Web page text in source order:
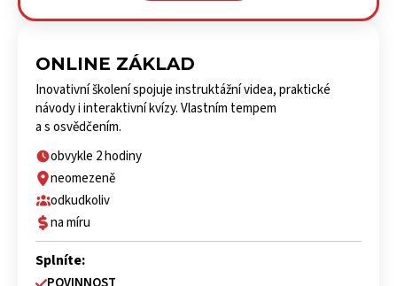
ONLINE ZÁKLAD
Inovativní školení spojuje instruktážní videa, praktické
návody i interaktivní kvízy. Vlastním tempem
a s osvědčením.
obvykle 2 hodiny
neomezeně
odkudkoliv
na míru
Splníte: